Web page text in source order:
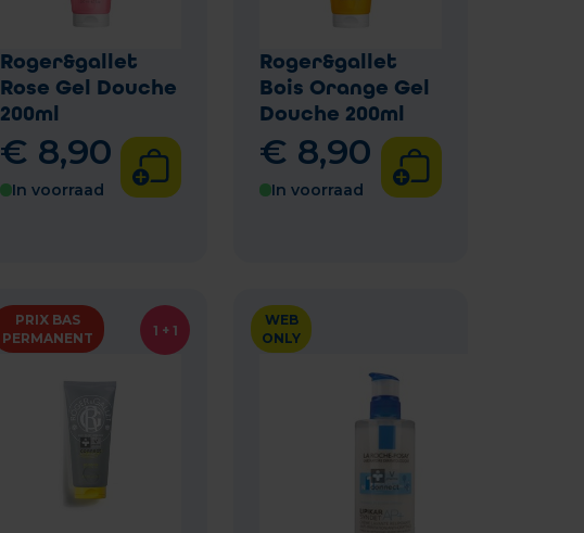
Roger&gallet
Rose Gel Douche
200ml
€ 8,90
In voorraad
Roger&gallet
Bois Orange Gel
Douche 200ml
€ 8,90
In voorraad
PRIX BAS
PERMANENT
1 + 1
WEB
ONLY